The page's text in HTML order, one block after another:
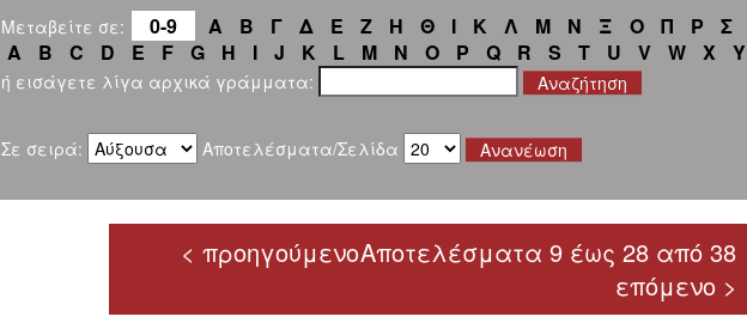
Μεταβείτε σε: 0-9 Α Β Γ Δ Ε Ζ Η Θ Ι Κ Λ Μ Ν Ξ Ο Π Ρ Σ
A
B C D E F G H I J K L M N O P Q R S T U V W X Y
ή εισάγετε λίγα αρχικά γράμματα:
Σε σειρά: Αποτελέσματα/Σελίδα
Αποτελέσματα 9 έως 28 από 38
< προηγούμενο
επόμενο >